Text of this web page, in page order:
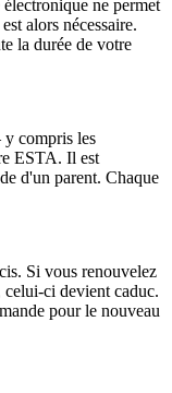
ne permet
alors nécessaire.
la durée de votre
compris les
ESTA. Il est
d'un parent. Chaque
Si vous renouvelez
ci devient caduc.
pour le nouveau